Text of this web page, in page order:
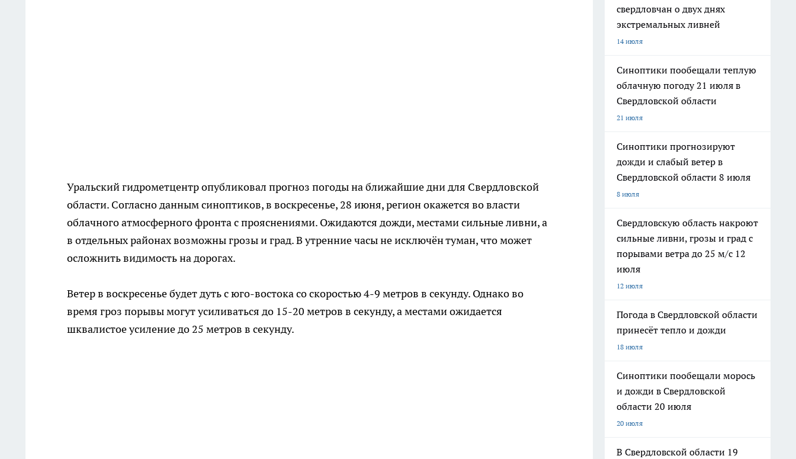
Уральский гидрометцентр опубликовал прогноз погоды на ближайшие дни для Свердловской
области. Согласно данным синоптиков, в воскресенье, 28 июня, регион окажется во власти
облачного атмосферного фронта с прояснениями. Ожидаются дожди, местами сильные ливни, а
в отдельных районах возможны грозы и град. В утренние часы не исключён туман, что может
осложнить видимость на дорогах.
Ветер в воскресенье будет дуть с юго-востока со скоростью 4-9 метров в секунду. Однако во
время гроз порывы могут усиливаться до 15-20 метров в секунду, а местами ожидается
шквалистое усиление до 25 метров в секунду.
свердловчан о двух днях
экстремальных ливней
14 июля
Синоптики пообещали теплую
облачную погоду 21 июля в
Свердловской области
21 июля
Синоптики прогнозируют
дожди и слабый ветер в
Свердловской области 8 июля
8 июля
Свердловскую область накроют
сильные ливни, грозы и град с
порывами ветра до 25 м/с 12
июля
12 июля
Погода в Свердловской области
принесёт тепло и дожди
18 июля
Синоптики пообещали морось
и дожди в Свердловской
области 20 июля
20 июля
В Свердловской области 19